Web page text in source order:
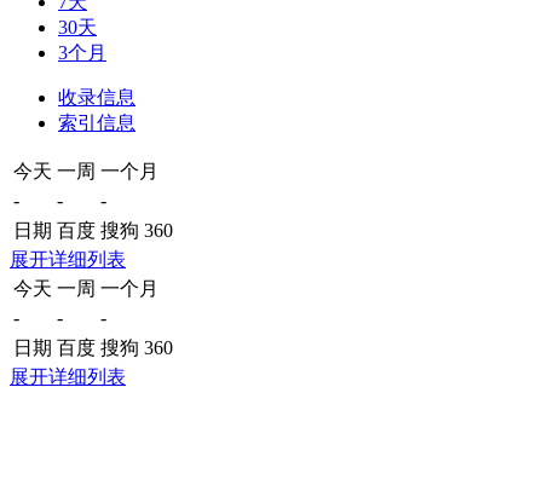
30天
3个月
收录信息
索引信息
今天 一周 一个月
-
-
-
日期 百度 搜狗 360
展开详细列表
今天 一周 一个月
-
-
-
日期 百度 搜狗 360
展开详细列表